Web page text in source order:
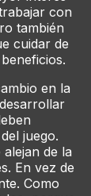
con
también
cuidar de
en la
juego.
de la
En vez de
Como